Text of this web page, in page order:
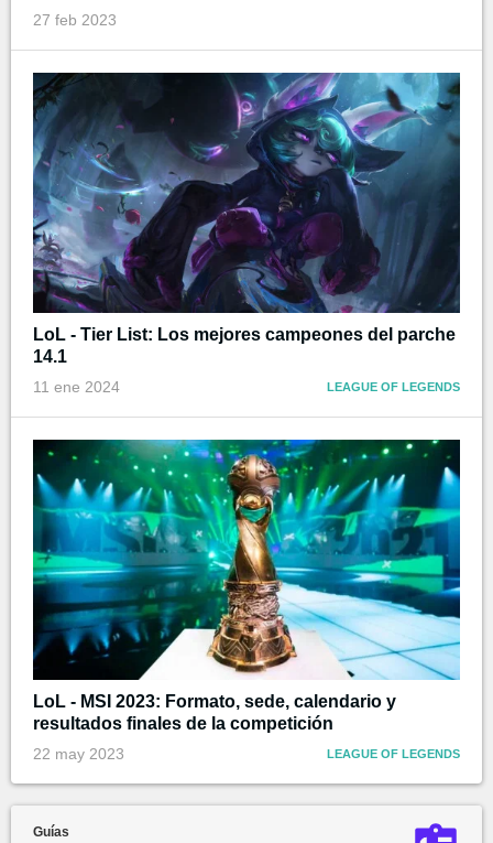
27 feb 2023
LoL - Tier List: Los mejores campeones del parche
14.1
11 ene 2024 LEAGUE OF LEGENDS
LoL - MSI 2023: Formato, sede, calendario y
resultados finales de la competición
22 may 2023 LEAGUE OF LEGENDS
Guías